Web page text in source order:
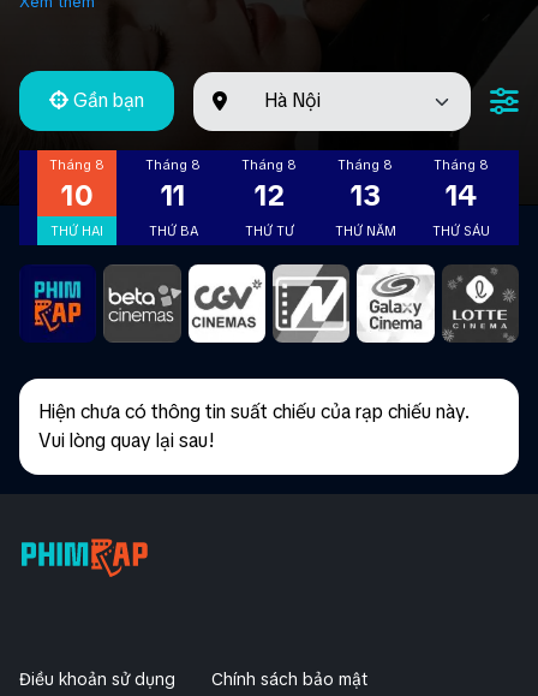
Gần bạn
Tháng 8
10
THỨ HAI
Tháng 8
11
THỨ BA
Tháng 8
12
THỨ TƯ
Tháng 8
13
THỨ NĂM
Tháng 8
14
THỨ SÁU
Hiện chưa có thông tin suất chiếu của rạp chiếu này.
Vui lòng quay lại sau!
Điều khoản sử dụng Chính sách bảo mật